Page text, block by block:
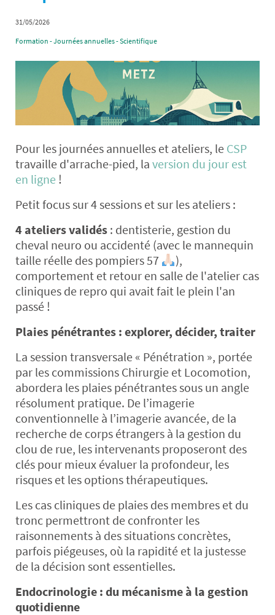
31/05/2026
Formation - Journées annuelles - Scientifique
Pour les journées annuelles et ateliers, le CSP
travaille d'arrache-pied, la version du jour est
en ligne !
Petit focus sur 4 sessions et sur les ateliers :
4 ateliers validés : dentisterie, gestion du
cheval neuro ou accidenté (avec le mannequin
taille réelle des pompiers 57
),
comportement et retour en salle de l'atelier cas
cliniques de repro qui avait fait le plein l'an
passé !
Plaies pénétrantes : explorer, décider, traiter
La session transversale « Pénétration », portée
par les commissions Chirurgie et Locomotion,
abordera les plaies pénétrantes sous un angle
résolument pratique. De l’imagerie
conventionnelle à l’imagerie avancée, de la
recherche de corps étrangers à la gestion du
clou de rue, les intervenants proposeront des
clés pour mieux évaluer la profondeur, les
risques et les options thérapeutiques.
Les cas cliniques de plaies des membres et du
tronc permettront de confronter les
raisonnements à des situations concrètes,
parfois piégeuses, où la rapidité et la justesse
de la décision sont essentielles.
Endocrinologie : du mécanisme à la gestion
quotidienne